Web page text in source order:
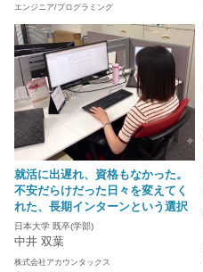
エンジニア/プログラミング
就活に出遅れ、資格もなかった。
不安だらけだった日々を変えてく
れた、長期インターンという選択
日本大学 既卒(学部)
中井 双葉
株式会社アカウンタックス